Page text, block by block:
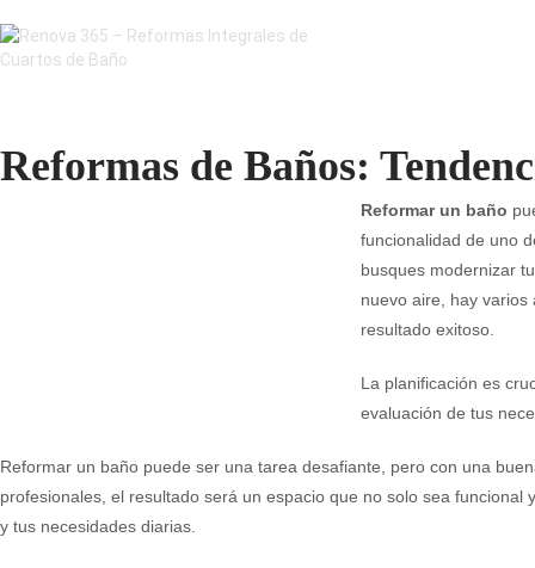
Reformas de Baños:
Reformar un baño
funcionalidad de uno
busques modernizar
nuevo aire, hay
resultado exitoso.
La planificación es
evaluación de tus
Reformar un baño puede ser una tarea desafiante, pero con una
profesionales, el resultado será un espacio que no solo sea
y tus necesidades diarias.